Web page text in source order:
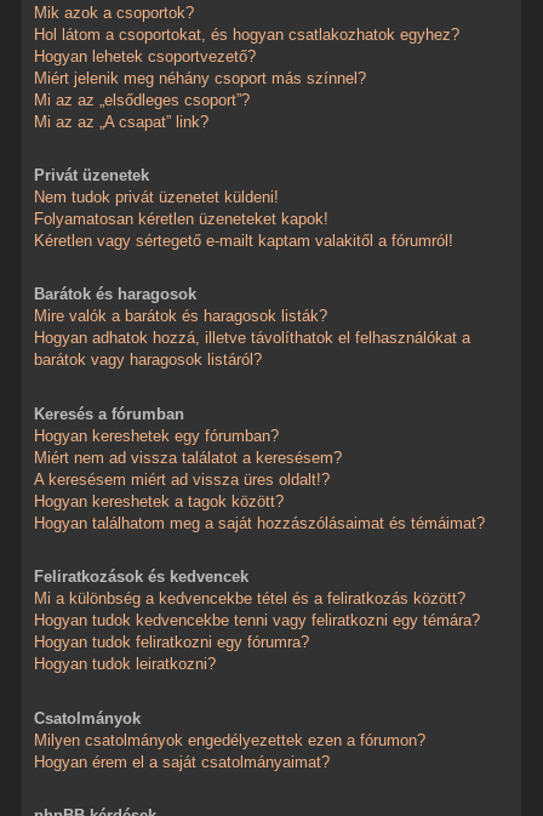
Mik azok a csoportok?
Hol látom a csoportokat, és hogyan csatlakozhatok egyhez?
Hogyan lehetek csoportvezető?
Miért jelenik meg néhány csoport más színnel?
Mi az az „elsődleges csoport”?
Mi az az „A csapat” link?
Privát üzenetek
Nem tudok privát üzenetet küldeni!
Folyamatosan kéretlen üzeneteket kapok!
Kéretlen vagy sértegető e-mailt kaptam valakitől a fórumról!
Barátok és haragosok
Mire valók a barátok és haragosok listák?
Hogyan adhatok hozzá, illetve távolíthatok el felhasználókat a
barátok vagy haragosok listáról?
Keresés a fórumban
Hogyan kereshetek egy fórumban?
Miért nem ad vissza találatot a keresésem?
A keresésem miért ad vissza üres oldalt!?
Hogyan kereshetek a tagok között?
Hogyan találhatom meg a saját hozzászólásaimat és témáimat?
Feliratkozások és kedvencek
Mi a különbség a kedvencekbe tétel és a feliratkozás között?
Hogyan tudok kedvencekbe tenni vagy feliratkozni egy témára?
Hogyan tudok feliratkozni egy fórumra?
Hogyan tudok leiratkozni?
Csatolmányok
Milyen csatolmányok engedélyezettek ezen a fórumon?
Hogyan érem el a saját csatolmányaimat?